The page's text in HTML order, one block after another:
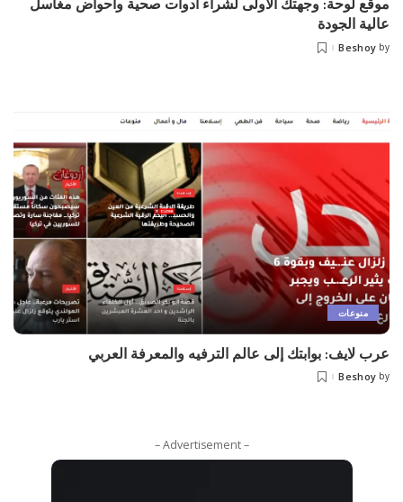
عالية الجودة
by
Beshoy
منوعات
عرب لايف: بوابتك إلى عالم الترفيه والمعرفة العربي
by
Beshoy
– Advertisement –